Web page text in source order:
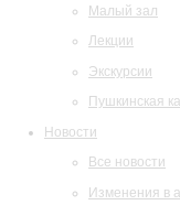
Малый зал
Лекции
Экскурсии
Пушкинская
Новости
Все новости
Изменения в